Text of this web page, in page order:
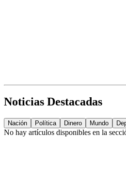
Noticias Destacadas
Nación Política Dinero Mundo
No hay artículos disponibles en la